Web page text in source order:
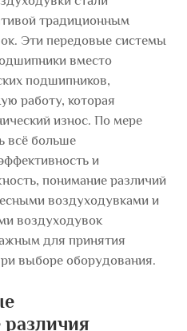
традиционным
Эти передовые системы
вместо
подшипников,
работу, которая
износ. По мере
всё больше
и
понимание различий
воздуходувками и
воздуходувок
для принятия
выборе оборудования.
различия